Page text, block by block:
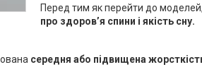
Перед тим як перейти до моделей,
про здоров’я спини і якість сну.
середня або підвищена